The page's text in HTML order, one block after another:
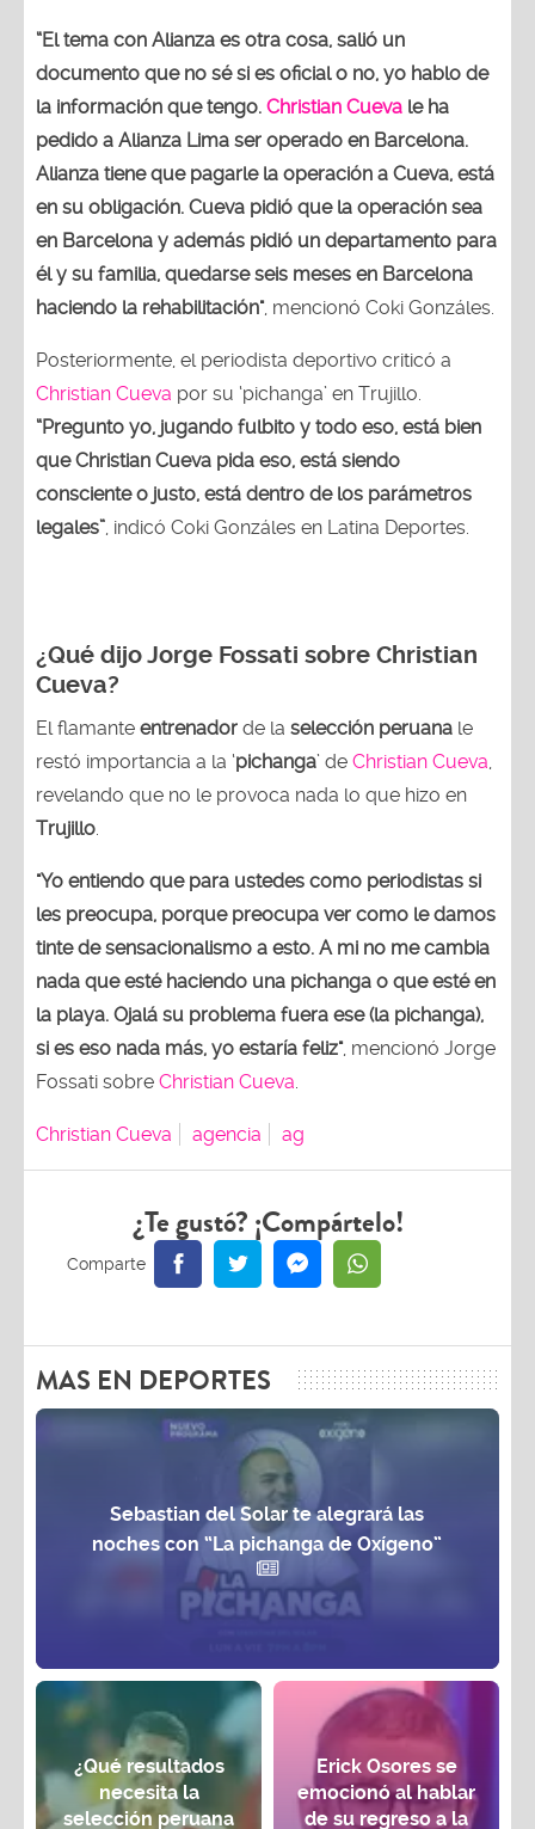
“El tema con Alianza es otra cosa, salió un
documento que no sé si es oficial o no, yo hablo de
la información que tengo. Christian Cueva le ha
pedido a Alianza Lima ser operado en Barcelona.
Alianza tiene que pagarle la operación a Cueva, está
en su obligación. Cueva pidió que la operación sea
en Barcelona y además pidió un departamento para
él y su familia, quedarse seis meses en Barcelona
haciendo la rehabilitación", mencionó Coki Gonzáles.
Posteriormente, el periodista deportivo criticó a
Christian Cueva por su ‘pichanga’ en Trujillo.
“Pregunto yo, jugando fulbito y todo eso, está bien
que Christian Cueva pida eso, está siendo
consciente o justo, está dentro de los parámetros
legales” , indicó Coki Gonzáles en Latina Deportes.
¿Qué dijo Jorge Fossati sobre Christian
Cueva?
El flamante entrenador de la selección peruana le
restó importancia a la ‘pichanga’ de Christian Cueva
revelando que no le provoca nada lo que hizo en
Trujillo
"Yo entiendo que para ustedes como periodistas si
les preocupa, porque preocupa ver como le damos
tinte de sensacionalismo a esto. A mi no me cambia
nada que esté haciendo una pichanga o que esté en
la playa. Ojalá su problema fuera ese (la pichanga),
si es eso nada más, yo estaría feliz", mencionó Jorge
Fossati sobre Christian Cueva
Christian Cueva agencia ag
¿Te gustó? ¡Compártelo!
MAS EN DEPORTES
Sebastian del Solar te alegrará las
noches con “La pichanga de Oxígeno”
¿Qué resultados
necesita la
selección peruana
Erick Osores se
emocionó al hablar
de su regreso a la